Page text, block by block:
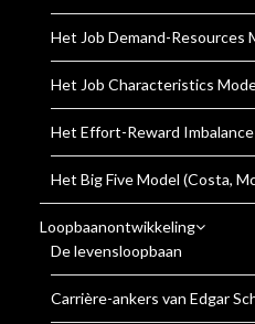
Het Job Demand-Resources
Het Job Characteristics
Het Effort-Reward
Het Big Five Model (Costa,
Loopbaanontwikkeling
De levensloopbaan
Carrière-ankers van Edgar